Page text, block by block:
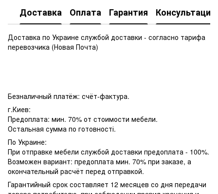
Доставка Оплата Гарантия Консультация
Доставка по Украине службой доставки - согласно тарифа
перевозчика (Новая Почта)
Безналичный платёж: счёт-фактура.
г.Киев:
Предоплата: мин. 70% от стоимости мебели.
Остальная сумма по готовності.
По Украине:
При отправке мебели службой доставки предоплата - 100%.
Возможен вариант: предоплата мин. 70% при заказе, а
окончательный расчёт перед отправкой.
Гарантийный срок составляет 12 месяцев со дня передачи